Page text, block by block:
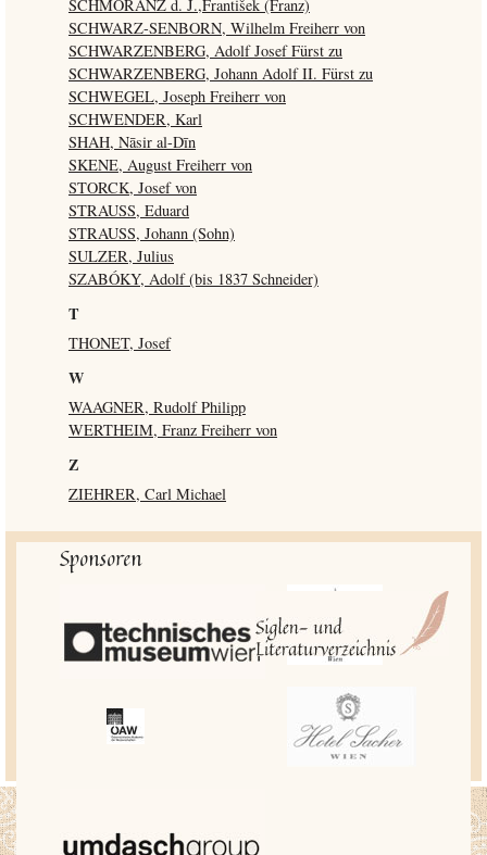
SCHMORANZ d. J.,František (Franz)
SCHWARZ-SENBORN, Wilhelm Freiherr von
SCHWARZENBERG, Adolf Josef Fürst zu
SCHWARZENBERG, Johann Adolf II. Fürst zu
SCHWEGEL, Joseph Freiherr von
SCHWENDER, Karl
SHAH, Nāsir al-Dīn
SKENE, August Freiherr von
STORCK, Josef von
STRAUSS, Eduard
STRAUSS, Johann (Sohn)
SULZER, Julius
SZABÓKY, Adolf (bis 1837 Schneider)
T
THONET, Josef
W
WAAGNER, Rudolf Philipp
WERTHEIM, Franz Freiherr von
Z
ZIEHRER, Carl Michael
Sponsoren